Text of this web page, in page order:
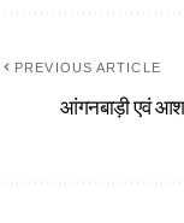
PREVIOUS ARTICLE
आंगनबाड़ी एवं